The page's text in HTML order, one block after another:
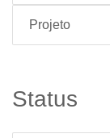
Projeto
Status